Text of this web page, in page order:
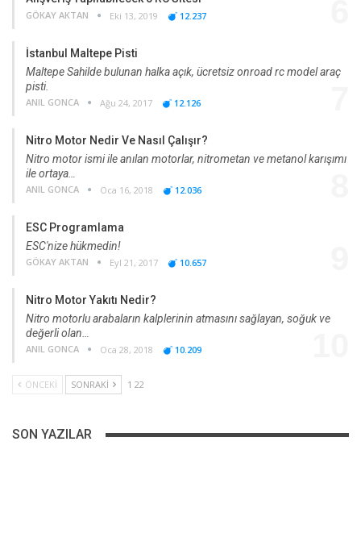
GÖKAY AKTAN Eki 13, 2019 12.237
İstanbul Maltepe Pisti
Maltepe Sahilde bulunan halka açık, ücretsiz onroad rc model araç
pisti.
ANIL GONCA Ağu 24, 2017 12.126
Nitro Motor Nedir Ve Nasıl Çalışır?
Nitro motor ismi ile anılan motorlar, nitrometan ve metanol karışımı
ile ortaya…
ANIL GONCA Oca 16, 2018 12.036
ESC Programlama
ESC'nize hükmedin!
GÖKAY AKTAN Eyl 21, 2017 10.657
Nitro Motor Yakıtı Nedir?
Nitro motorlu arabaların kalplerinin atmasını sağlayan, soğuk ve
değerli olan…
ANIL GONCA Oca 28, 2018 10.209
ÖNCEKI SONRAKI 1 22
SON YAZILAR